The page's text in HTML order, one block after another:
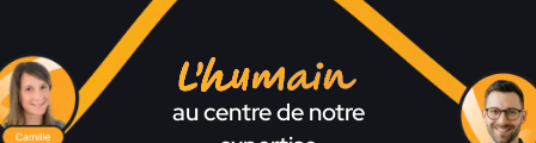
L'humain
au centre de notre